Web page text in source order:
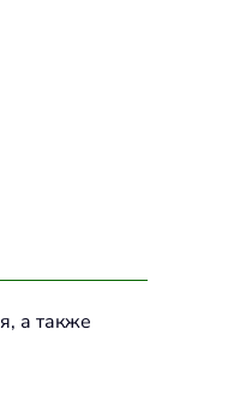
а также